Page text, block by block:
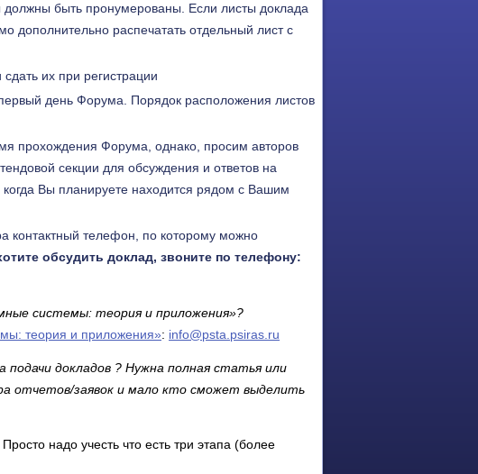
быть пронумерованы. Если листы доклада
дополнительно распечатать отдельный лист с
их при регистрации
день Форума. Порядок расположения листов
прохождения Форума, однако, просим авторов
секции для обсуждения и ответов на
Вы планируете находится рядом с Вашим
контактный телефон, по которому можно
обсудить доклад, звоните по телефону:
системы: теория и приложения»?
теория и приложения»: info@psta.psiras.ru
докладов ? Нужна полная статья или
отчетов/заявок и мало кто сможет выделить
надо учесть что есть три этапа (более